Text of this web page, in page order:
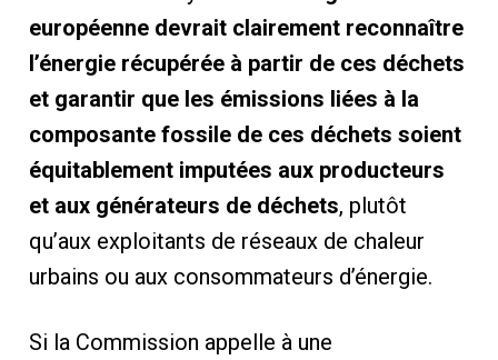
européenne devrait clairement reconnaître
l’énergie récupérée à partir de ces déchets
et garantir que les émissions liées à la
composante fossile de ces déchets soient
équitablement imputées aux producteurs
et aux générateurs de déchets, plutôt
qu’aux exploitants de réseaux de chaleur
urbains ou aux consommateurs d’énergie.
Si la Commission appelle à une